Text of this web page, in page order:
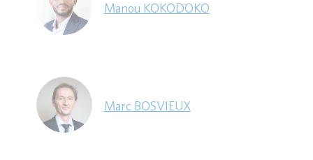
Manou KOKODOKO
Marc BOSVIEUX